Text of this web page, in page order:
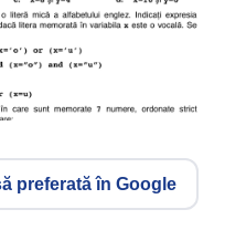
preferată în Google